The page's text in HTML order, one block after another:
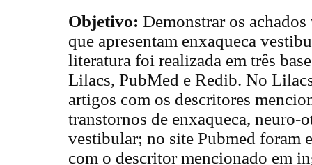
Objetivo: Demonstrar os
que apresentam enxaqueca
literatura foi realizada em três
Lilacs, PubMed e Redib. No
artigos com os descritores
transtornos de enxaqueca, neuro-
vestibular; no site Pubmed foram
com o descritor mencionado em